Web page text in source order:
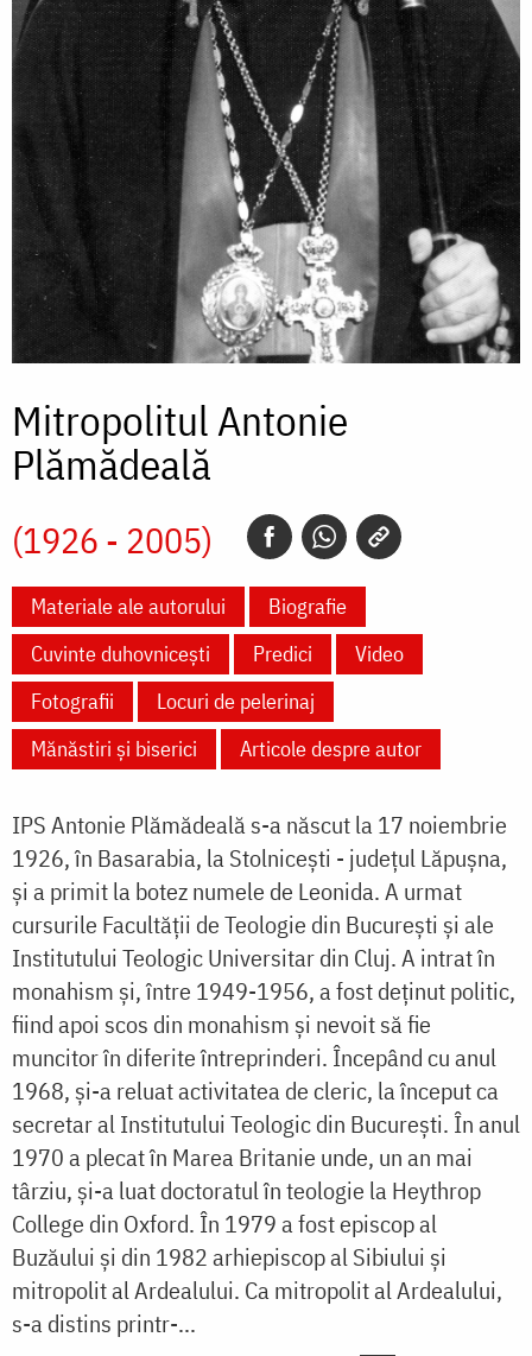
Mitropolitul Antonie
Plămădeală
(1926 - 2005)
Materiale ale autorului
Biografie
Cuvinte duhovnicești
Predici
Video
Fotografii
Locuri de pelerinaj
Mănăstiri și biserici
Articole despre autor
IPS Antonie Plămădeală s-a născut la 17 noiembrie
1926, în Basarabia, la Stolniceşti - judeţul Lăpuşna,
şi a primit la botez numele de Leonida. A urmat
cursurile Facultăţii de Teologie din Bucureşti şi ale
Institutului Teologic Universitar din Cluj. A intrat în
monahism şi, între 1949-1956, a fost deţinut politic,
fiind apoi scos din monahism şi nevoit să fie
muncitor în diferite întreprinderi. Începând cu anul
1968, şi-a reluat activitatea de cleric, la început ca
secretar al Institutului Teologic din Bucureşti. În anul
1970 a plecat în Marea Britanie unde, un an mai
târziu, şi-a luat doctoratul în teologie la Heythrop
College din Oxford. În 1979 a fost episcop al
Buzăului şi din 1982 arhiepiscop al Sibiului şi
mitropolit al Ardealului. Ca mitropolit al Ardealului,
s-a distins printr-...